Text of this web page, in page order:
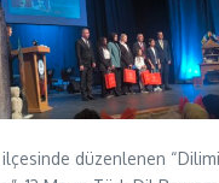
ilçesinde düzenlenen